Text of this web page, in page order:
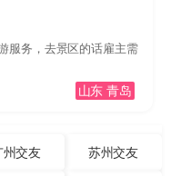
服务，去景区的话雇主需
山东 青岛
州交友 苏州交友